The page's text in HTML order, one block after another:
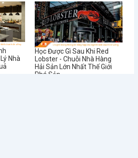
Nhà
Học Được Gì Sau Khi Red
Lobster - Chuỗi Nhà Hàng
Hải Sản Lớn Nhất Thế Giới
Phá Sản